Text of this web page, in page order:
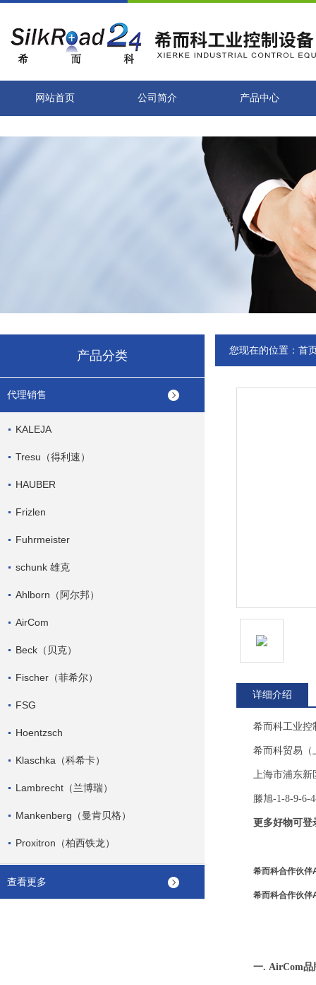
网站首页 公司简介 产品中心
产品分类
代理销售
KALEJA
Tresu（得利速）
HAUBER
Frizlen
Fuhrmeister
schunk 雄克
Ahlborn（阿尔邦）
AirCom
Beck（贝克）
Fischer（菲希尔）
FSG
Hoentzsch
Klaschka（科希卡）
Lambrecht（兰博瑞）
Mankenberg（曼肯贝格）
Proxitron（柏西铁龙）
查看更多
您现在的位置： 首
详细介绍
希而科工业控
希而科贸易（
上海市浦东新
滕旭-1-8-9-6-
更多好物可登
希而科合作伙
希而科合作伙
一. AirCom品